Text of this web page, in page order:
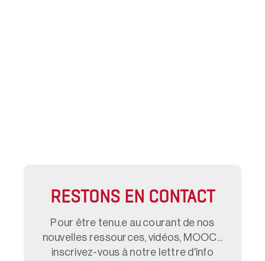
RESTONS EN CONTACT
Pour être tenu.e au courant de nos
nouvelles ressources, vidéos, MOOC...
inscrivez-vous à notre lettre d'info